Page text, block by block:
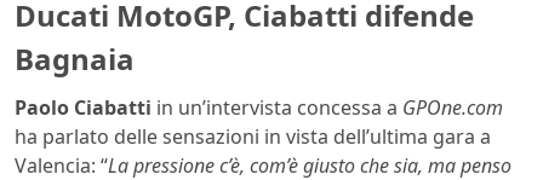
Ducati MotoGP, Ciabatti difende
Bagnaia
Paolo Ciabatti in un’intervista concessa a GPOne.com
ha parlato delle sensazioni in vista dell’ultima gara a
Valencia: “La pressione c’è, com’è giusto che sia, ma penso